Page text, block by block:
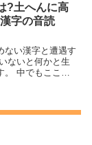
?土へんに高
字の音読
ない漢字と遭遇す
ないと何かと生
中でもここで